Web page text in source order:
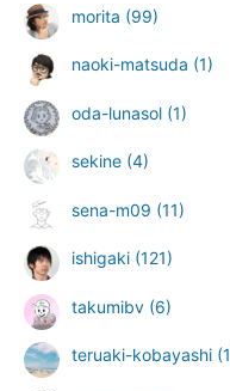
morita (99)
naoki-matsuda (1)
oda-lunasol (1)
sekine (4)
sena-m09 (11)
ishigaki (121)
takumibv (6)
teruaki-kobayashi